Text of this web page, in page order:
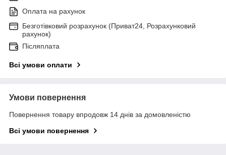
Оплата на рахунок
Безготівковий розрахунок (Приват24, Розрахунковий
рахунок)
Післяплата
Всі умови оплати
Умови повернення
Повернення товару впродовж 14 днів за домовленістю
Всі умови повернення